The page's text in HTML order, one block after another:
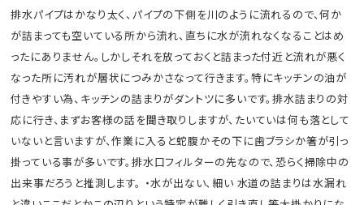
排水パイプはかなり太く、パイプの下側を川のように流れるので、何か
が詰まっても空いている所から流れ、直ちに水が流れなくなることはめ
ったにありません。しかしそれを放っておくと詰まった付近と流れが悪く
なった所に汚れが層状につみかさなって行きます。特にキッチンの油が
付きやすい為、キッチンの詰まりがダントツに多いです。排水詰まりの対
応に行き、まずお客様の話を聞き取りしますが、たいていは何も落として
いないと言いますが、作業に入ると蛇腹かその下に歯ブラシか箸が引っ
掛っている事が多いです。排水口フィルターの先なので、恐らく掃除中の
出来事だろうと推測します。 ・水が出ない、細い 水道の詰まりは水漏れ